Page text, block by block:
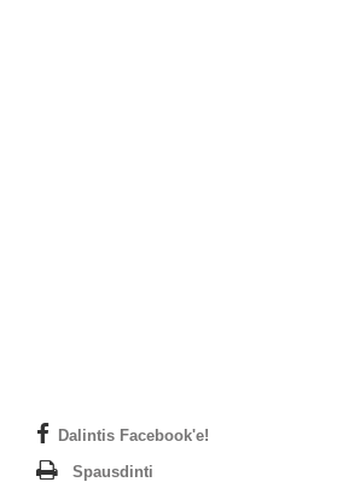
Dalintis Facebook'e!
Spausdinti